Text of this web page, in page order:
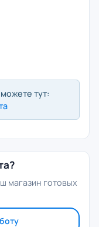
тут:
магазин готовых